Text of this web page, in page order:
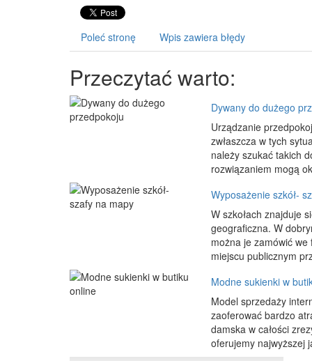
Poleć stronę Wpis zawiera błędy
Przeczytać warto:
Dywany do dużego
Urządzanie
zwłaszcza w tych
należy szukać takich
rozwiązaniem mogą
Wyposażenie szkół-
W szkołach znajduje
geograficzna. W
można je zamówić
miejscu publicznym
Modne sukienki w
Model sprzedaży
zaoferować bardzo
damska w całości
oferujemy najwyższej